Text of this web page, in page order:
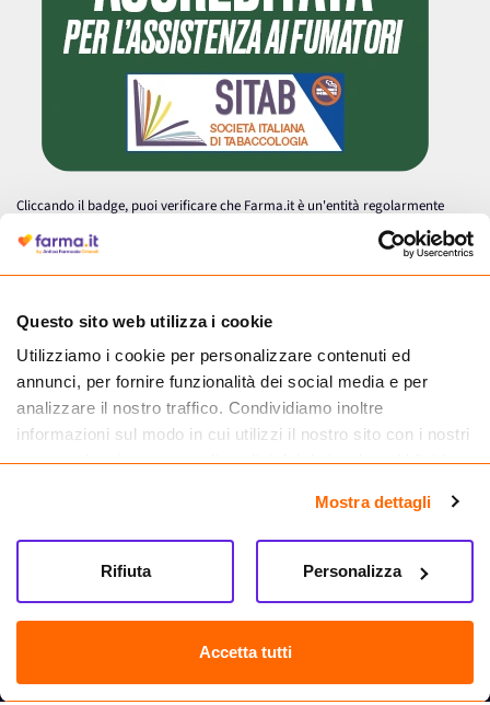
Questo sito web utilizza i cookie
Utilizziamo i cookie per personalizzare contenuti ed
annunci, per fornire funzionalità dei social media e per
analizzare il nostro traffico. Condividiamo inoltre
informazioni sul modo in cui utilizzi il nostro sito con i nostri
partner che si occupano di analisi dei dati web, pubblicità e
informazioni che hai fornito loro o che hanno raccolto dal
tuo utilizzo dei loro servizi.
Mostra dettagli
Accetta tutti
Personalizza
Rifiuta
Cliccando il badge, puoi verificare che Farma.it è un'entità regolarmente
autorizzata dal Ministero della Salute a effettuare la vendita online di
medicinali.
Farma.it S.a.s. P. IVA 07417261216 REA: NA-884088
CREDITS
Sede legale Via delle Repubbliche Marinare 128, 80147 Napoli